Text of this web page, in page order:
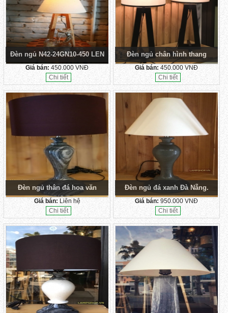
Đèn ngủ N42-24GN10-450 LEN
Giá bán:450.000 VNĐ
Chi tiết
Đèn ngủ chân hình thang
Giá bán:450.000 VNĐ
Chi tiết
Đèn ngủ thân đá hoa văn
Giá bán: Liên hệ
Chi tiết
Đèn ngủ đá xanh Đà Nẵng.
Giá bán:950.000 VNĐ
Chi tiết